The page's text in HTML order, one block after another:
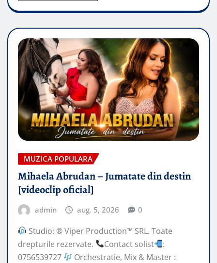
MUZICA POPULARA
Mihaela Abrudan – Jumatate din destin
[videoclip oficial]
admin aug. 5, 2026 0
Studio: ® Viper Production™ SRL. Toate
drepturile rezervate.
Contact solist
:
0756539727
Orchestratie, Mix & Master :